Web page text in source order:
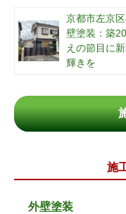
京都市左京
壁塗装：築
えの節目に
輝きを
施
外壁塗装